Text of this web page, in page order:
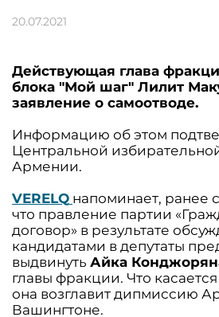
20.07.2021
Действующая глава
блока "Мой шаг" Лилит
заявление о самоотводе.
Информацию об этом
Центральной
Армении.
VERELQ напоминает, ранее
что правление партии
договор» в результате
кандидатами в депутаты
выдвинуть Айка
главы фракции. Что
она возглавит дипмиссию
Вашингтоне.